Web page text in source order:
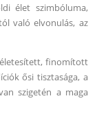
élet szimbóluma,
való elvonulás, az
finomított
ősi tisztasága, a
szigetén a maga